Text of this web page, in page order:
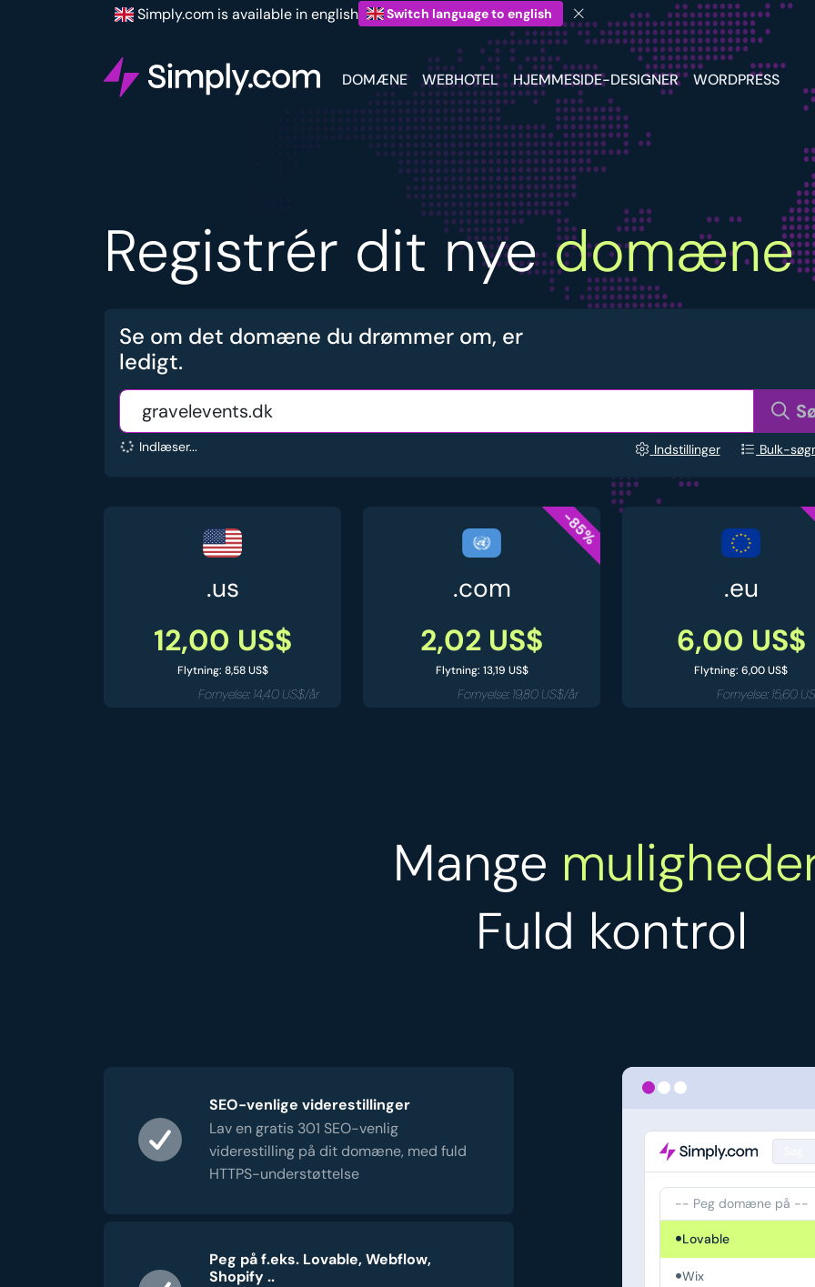
Simply.com is available in english Switch language to english
DOMÆNE WEBHOTEL HJEMMESIDE-DESIGNER WORDPRESS
Registrér dit nyedomæne
Se om det domæne du drømmer om, er
ledigt.
Indlæser... Indstillinger Bulk-
.us
12,00 US$
Flytning: 8,58 US$
Fornyelse: 14,40 US$/år
-85%
.com
2,02 US$
Flytning: 13,19 US$
Fornyelse: 19,80 US$/år
.eu
6,00 US$
Flytning: 6,00 US$
Fornyelse: 15,60
Mange
Fuld kontrol
SEO-venlige viderestillinger
Lav en gratis 301 SEO-venlig
viderestilling på dit domæne, med fuld
HTTPS-understøttelse
Peg på f.eks. Lovable, Webflow,
Shopify ..
-- Peg domæne på --
Lovable
Wix